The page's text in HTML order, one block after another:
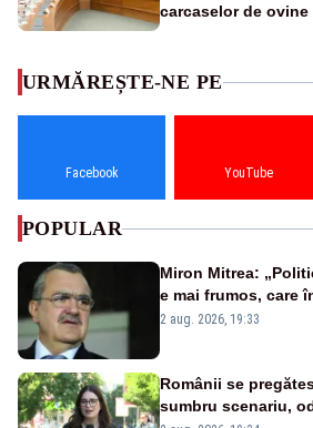
carcaselor de
URMĂREȘTE-NE PE
Facebook YouTube
POPULAR
Miron Mitrea:
e mai frumos, care
țipă mai tare, ci pe
2 aug. 2026, 19:33
Românii se
sumbru scenariu,